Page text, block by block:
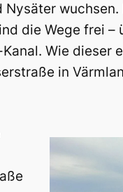
die Wege frei –
Wie dieser
in